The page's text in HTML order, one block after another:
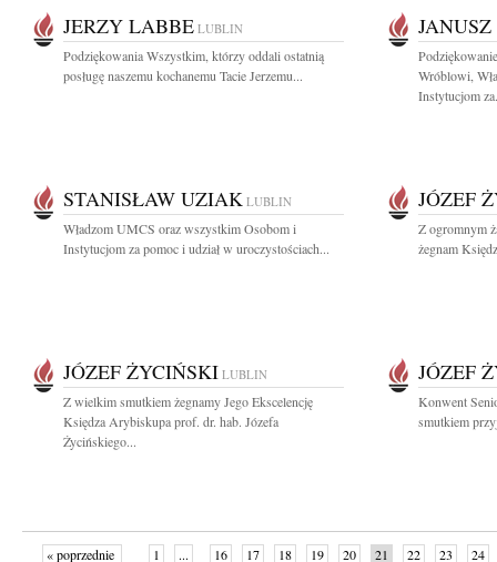
JERZY LABBE LUBLIN
Podziękowania Wszystkim, którzy oddali ostatnią
posługę naszemu kochanemu Tacie Jerzemu...
Wróblowi,
Instytucjom
STANISŁAW UZIAK LUBLIN
Władzom UMCS oraz wszystkim Osobom i
Instytucjom za pomoc i udział w uroczystościach...
JÓZEF
Z ogromnym
żegnam
JÓZEF ŻYCIŃSKI LUBLIN
Z wielkim smutkiem żegnamy Jego Ekscelencję
Księdza Arybiskupa prof. dr. hab. Józefa
Życińskiego...
JÓZEF
Konwent
smutkiem
« poprzednie 1 ... 16 17 18 19 20 21 22 23 24